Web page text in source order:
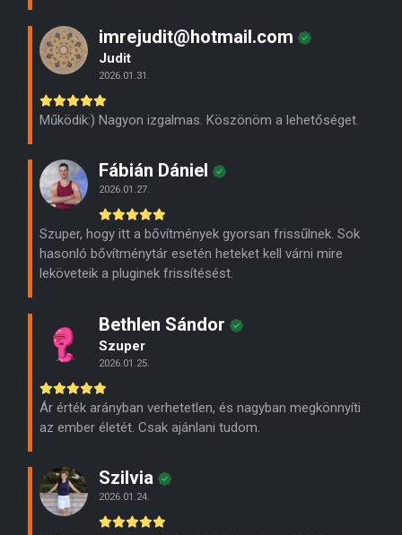
imrejudit@hotmail.com
Judit
2026.01.31.
Működik:) Nagyon izgalmas. Köszönöm a lehetőséget.
Fábián Dániel
2026.01.27.
Szuper, hogy itt a bővítmények gyorsan frissűlnek. Sok
hasonló bővítménytár esetén heteket kell várni mire
leköveteik a pluginek frissítésést.
Bethlen Sándor
Szuper
2026.01.25.
Ár érték arányban verhetetlen, és nagyban megkönnyíti
az ember életét. Csak ajánlani tudom.
Szilvia
2026.01.24.